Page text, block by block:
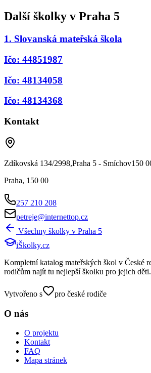
Další školky v Praha 5
1. Slovanská mateřská škola
Ičo: 44851987
Ičo: 48134058
Ičo: 48134368
Kontakt
Zdíkovská 134/2998,Praha 5 - Smíchov150
Praha, 150 00
257 210 208
petreje@internettop.cz
Všechny školky v Praha 5
iŠkolky.cz
Kompletní katalog mateřských škol v České
rodičům najít tu nejlepší školku pro jejich děti.
Vytvořeno s pro české rodiče
O nás
O projektu
Kontakt
FAQ
Mapa stránek